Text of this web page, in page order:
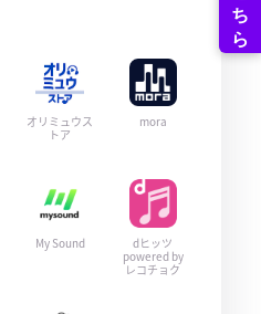
オリミュウス
トア
mora
My Sound
dヒッツ
powered by
レコチョク